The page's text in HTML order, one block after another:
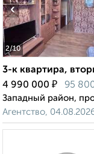
2/10
‹
3-к квартира,
4 990 000 ₽ 95
Западный район,
Агентство,